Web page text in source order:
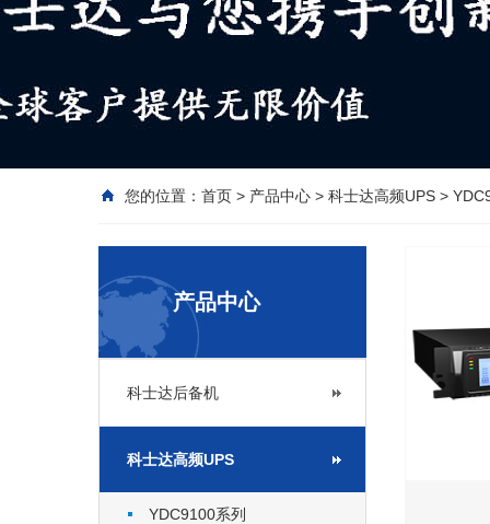
您的位置： 首页 > 产品中心 > 科士达高频UPS >
产品中心
科士达后备机
科士达高频UPS
YDC9100系列